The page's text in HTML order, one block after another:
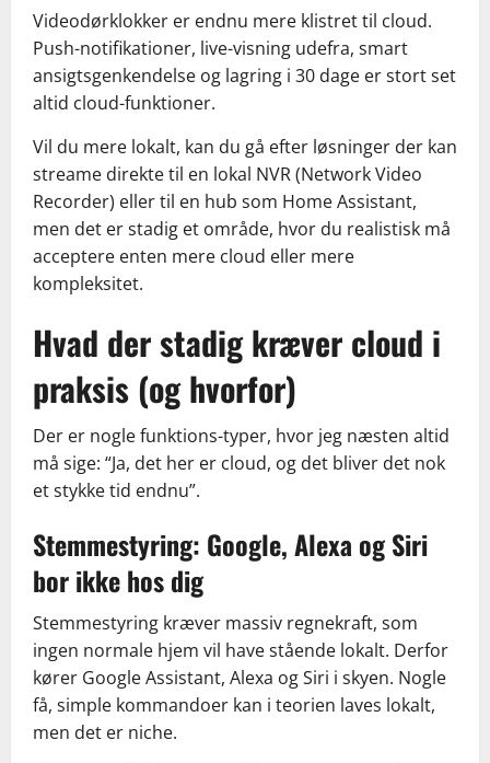
Videodørklokker er endnu mere klistret til cloud.
Push-notifikationer, live-visning udefra, smart
ansigtsgenkendelse og lagring i 30 dage er stort set
altid cloud-funktioner.
Vil du mere lokalt, kan du gå efter løsninger der kan
streame direkte til en lokal NVR (Network Video
Recorder) eller til en hub som Home Assistant,
men det er stadig et område, hvor du realistisk må
acceptere enten mere cloud eller mere
kompleksitet.
Hvad der stadig kræver cloud i
praksis (og hvorfor)
Der er nogle funktions-typer, hvor jeg næsten altid
må sige: “Ja, det her er cloud, og det bliver det nok
et stykke tid endnu”.
Stemmestyring: Google, Alexa og Siri
bor ikke hos dig
Stemmestyring kræver massiv regnekraft, som
ingen normale hjem vil have stående lokalt. Derfor
kører Google Assistant, Alexa og Siri i skyen. Nogle
få, simple kommandoer kan i teorien laves lokalt,
men det er niche.